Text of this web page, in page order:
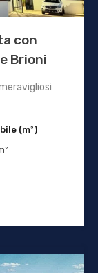
con
Brioni
(m²)